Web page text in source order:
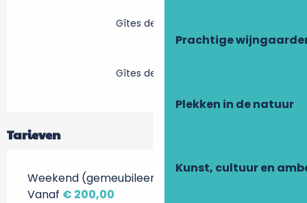
Prachtige
Plekken in de natuur
Kunst, cultuur en
Gîtes de France
Gîtes de France
Tarieven
Weekend (gemeubileerd)
Vanaf € 200,00